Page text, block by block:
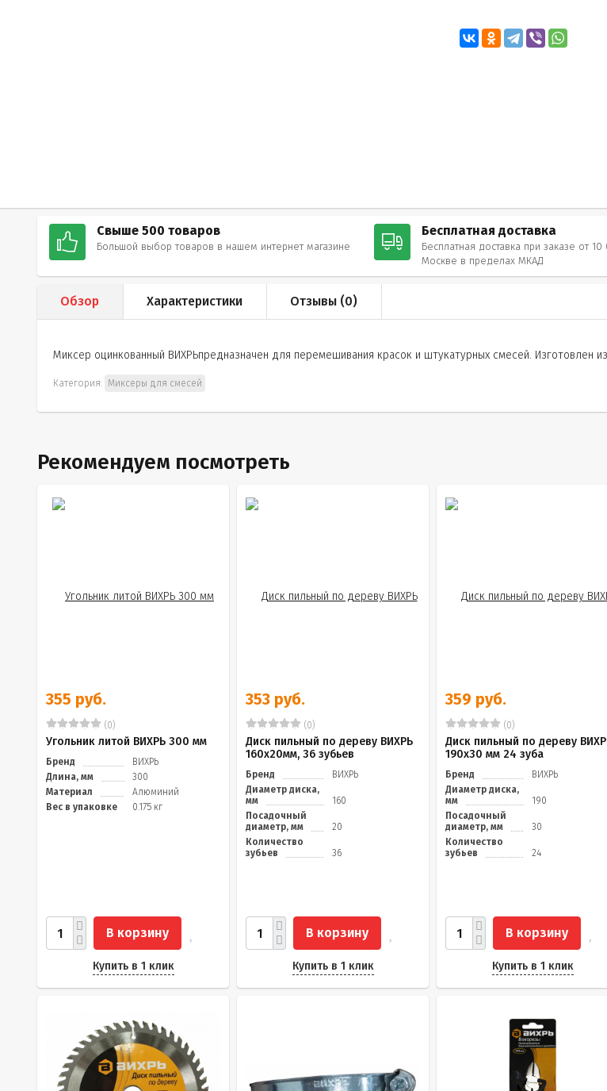
Свыше 500 товаров
Большой выбор товаров в нашем интернет магазине
Бесплатная доставка
Бесплатная доставка при заказе от
Москве в пределах МКАД
Обзор Характеристики Отзывы (0)
Миксер оцинкованный ВИХРЬпредназначен для перемешивания красок и штукатурных смесей. Изготовлен
Категория: Миксеры для смесей
Рекомендуем посмотреть
355 руб.
(0)
Угольник литой ВИХРЬ 300 мм
Бренд
ВИХРЬ
Длина, мм
300
Материал
Алюминий
Вес в упаковке
0.175 кг
В корзину
Купить в 1 клик
353 руб.
(0)
Диск пильный по дереву ВИХРЬ
160х20мм, 36 зубьев
Бренд
ВИХРЬ
Диаметр диска,
мм
160
Посадочный
диаметр, мм
20
Количество
зубьев
36
В корзину
Купить в 1 клик
359 руб.
(0)
Диск пильный по дереву
190х30 мм 24 зуба
Бренд
ВИХРЬ
Диаметр диска,
мм
190
Посадочный
диаметр, мм
30
Количество
зубьев
24
В корзину
Купить в 1 клик